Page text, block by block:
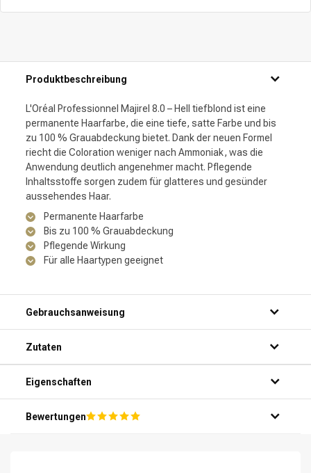
Produktbeschreibung
L'Oréal Professionnel Majirel 8.0 – Hell tiefblond ist eine
permanente Haarfarbe, die eine tiefe, satte Farbe und bis
zu 100 % Grauabdeckung bietet. Dank der neuen Formel
riecht die Coloration weniger nach Ammoniak, was die
Anwendung deutlich angenehmer macht. Pflegende
Inhaltsstoffe sorgen zudem für glatteres und gesünder
aussehendes Haar.
Permanente Haarfarbe
Bis zu 100 % Grauabdeckung
Pflegende Wirkung
Für alle Haartypen geeignet
Gebrauchsanweisung
Zutaten
Eigenschaften
Bewertungen